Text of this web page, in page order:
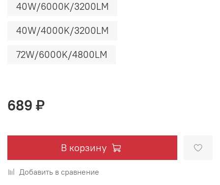
40W/6000K/3200LM
40W/4000K/3200LM
72W/6000K/4800LM
689 ₽
В корзину
Добавить в сравнение